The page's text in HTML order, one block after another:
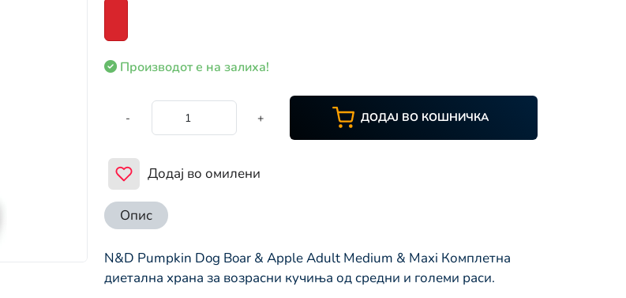
Производот е на залиха!
- + ДОДАЈ ВО КОШНИЧКА
Додај во омилени
Опис
N&D Pumpkin Dog Boar & Apple Adult Medium & Maxi Комплетна
диетална храна за возрасни кучиња од средни и големи раси.